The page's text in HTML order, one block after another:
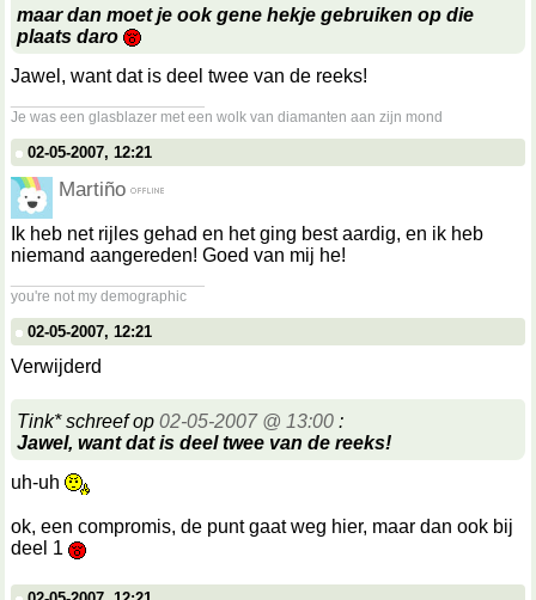
maar dan moet je ook gene hekje gebruiken op die
plaats daro
Jawel, want dat is deel twee van de reeks!
Je was een glasblazer met een wolk van diamanten aan zijn mond
02-05-2007, 12:21
Martiño
Ik heb net rijles gehad en het ging best aardig, en ik heb
niemand aangereden! Goed van mij he!
you're not my demographic
02-05-2007, 12:21
Verwijderd
Tink* schreef op 02-05-2007 @ 13:00 :
Jawel, want dat is deel twee van de reeks!
uh-uh
ok, een compromis, de punt gaat weg hier, maar dan ook bij
deel 1